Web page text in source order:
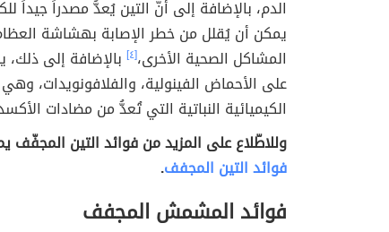
الدم، بالإضافة إلى أنّ التين يُعدُّ مصدراً جيداً
يمكن أن يُقلل من خطر الإصابة بهشاشة
المشاكل الصحية الأخرى،[٤]
بالإضافة إلى ذلك،
على الأحماض الفينولية، والفلافونويدات،
الكيميائية النباتية التي تُعدُّ من مضادات
وللاطّلاع على المزيد من فوائد التين المجفّف
فوائد التين المجفف.
فوائد المشمش المجفف